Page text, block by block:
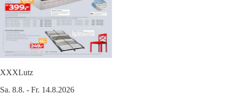
XXXLutz
Sa. 8.8. - Fr. 14.8.2026